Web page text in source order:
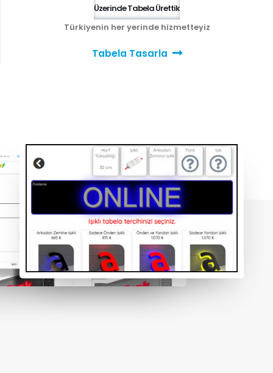
Üzerinde Tabela Ürettik
Türkiyenin her yerinde hizmetteyiz
Tabela Tasarla